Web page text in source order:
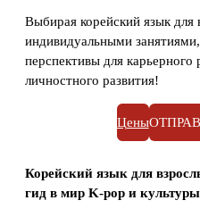
Выбирая корейский язык для
индивидуальными
перспективы для
личностного развития!
Цены
Корейский язык для
гид в мир K-pop и культуры